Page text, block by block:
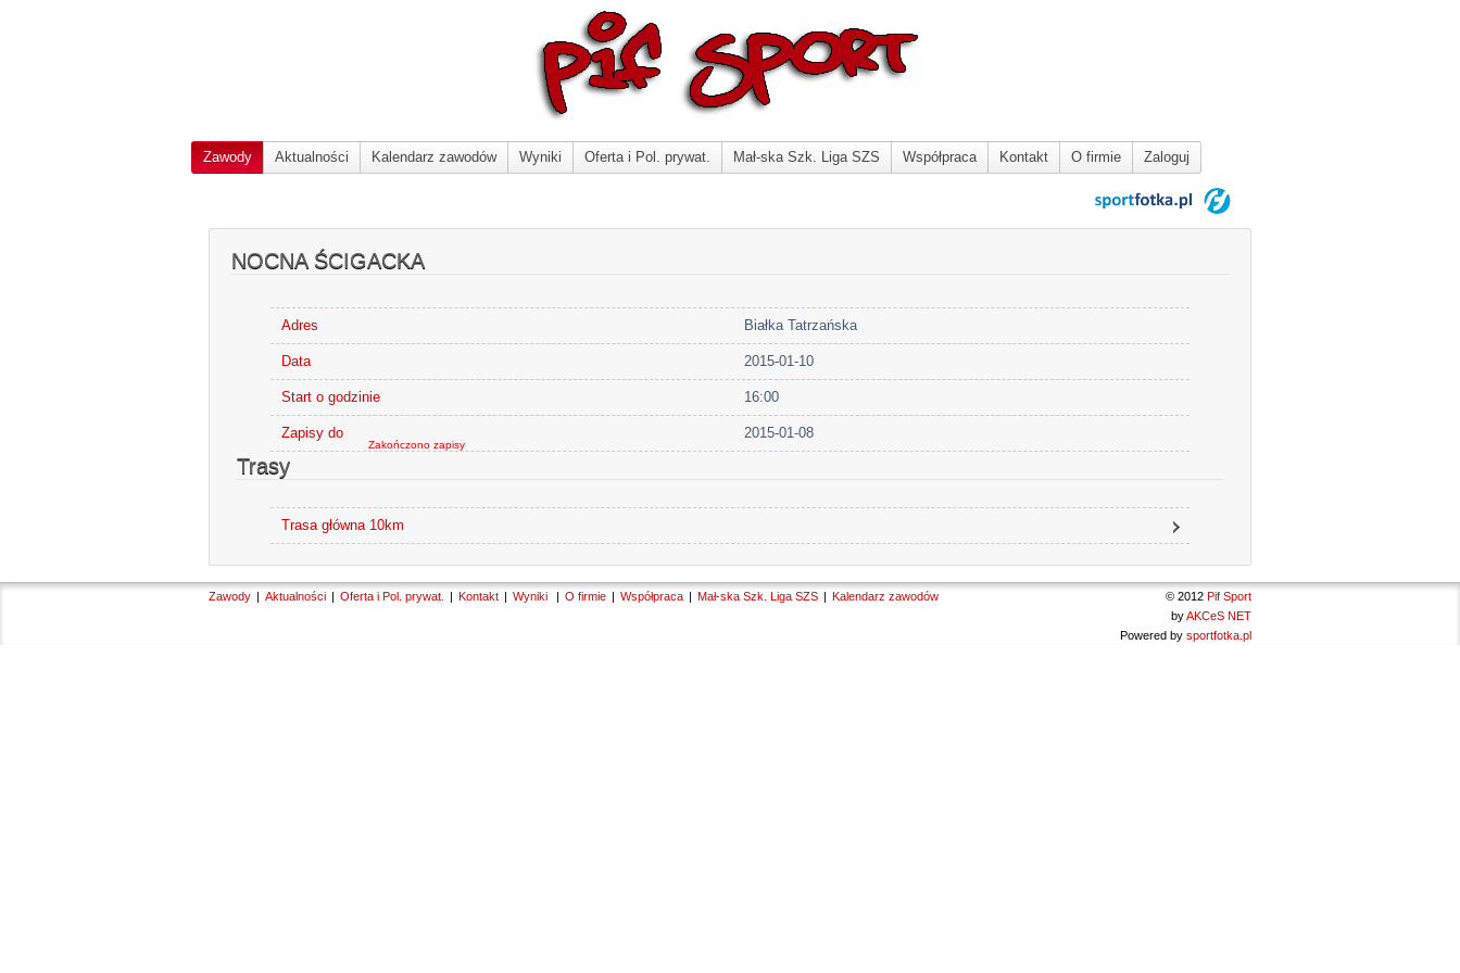
Zawody Aktualności Kalendarz zawodów Wyniki Oferta i Pol. prywat. Mał-ska Szk. Liga SZS Współpraca Kontakt O firmie Zaloguj
NOCNA ŚCIGACKA
Adres Białka Tatrzańska
Data 2015-01-10
Start o godzinie 16:00
Zapisy do 2015-01-08
Zakończono zapisy
Trasy
Trasa główna 10km
© 2012 Pif Sport
byAKCeS NET
Powered by sportfotka.pl
Zawody Aktualności Oferta i Pol. prywat. Kontakt Wyniki O firmie Współpraca Mał-ska Szk. Liga SZS Kalendarz zawodów